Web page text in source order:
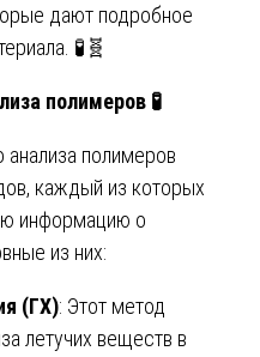
дают подробное
🧪🧬
полимеров 🧪
полимеров
каждый из которых
информацию о
из них:
(ГХ): Этот метод
летучих веществ в